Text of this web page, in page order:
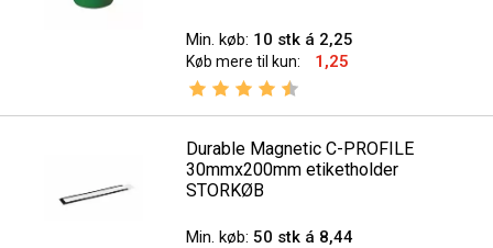
Min. køb: 10 stk á 2,25
Køb mere til kun: 1,25
Vurdering:
Durable Magnetic C-PROFILE
30mmx200mm etiketholder
STORKØB
Min. køb: 50 stk á 8,44